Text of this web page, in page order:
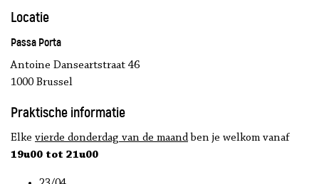
Locatie
Passa Porta
Antoine Danseartstraat 46
1000 Brussel
Praktische informatie
Elke vierde donderdag van de maandben je welkom vanaf
19u00 tot 21u00